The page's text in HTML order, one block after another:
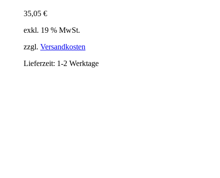
35,05 €
exkl. 19 % MwSt.
zzgl. Versandkosten
Lieferzeit: 1-2 Werktage